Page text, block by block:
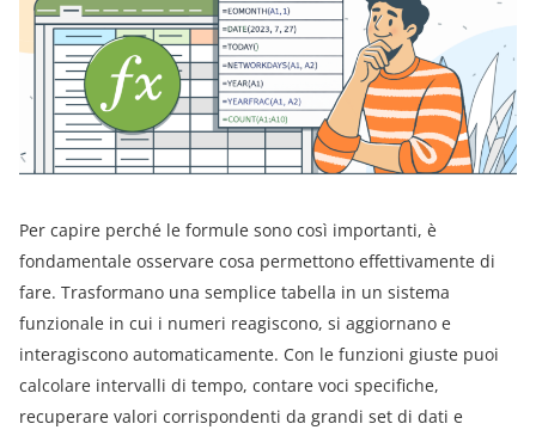
Per capire perché le formule sono così importanti, è
fondamentale osservare cosa permettono effettivamente di
fare. Trasformano una semplice tabella in un sistema
funzionale in cui i numeri reagiscono, si aggiornano e
interagiscono automaticamente. Con le funzioni giuste puoi
calcolare intervalli di tempo, contare voci specifiche,
recuperare valori corrispondenti da grandi set di dati e